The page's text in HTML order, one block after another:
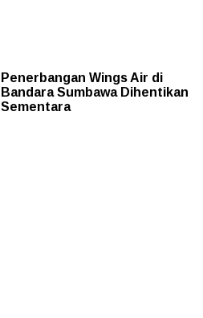
Penerbangan Wings Air di
Bandara Sumbawa Dihentikan
Sementara